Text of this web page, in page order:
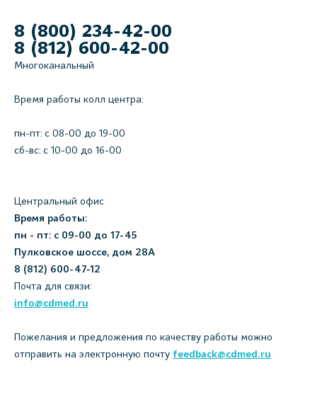
8 (800) 234-42-00
8 (812) 600-42-00
Многоканальный
Время работы колл центра:
пн-пт: c 08-00 до 19-00
сб-вс: с 10-00 до 16-00
Центральный офис
Время работы:
пн - пт: с 09-00 до 17-45
Пулковское шоссе, дом 28А
8 (812) 600-47-12
Почта для связи:
info@cdmed.ru
Пожелания и предложения по качеству работы можно
отправить на электронную почту feedback@cdmed.ru